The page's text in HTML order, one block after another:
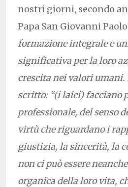
nostri giorni, secondo
Papa San Giovanni
formazione integrale e
significativa per la loro
crescita nei valori umani.
scritto: “(i laici) facciano
professionale, del senso
virtù che riguardano i
giustizia, la sincerità, la
non ci può essere
organica della loro vita,